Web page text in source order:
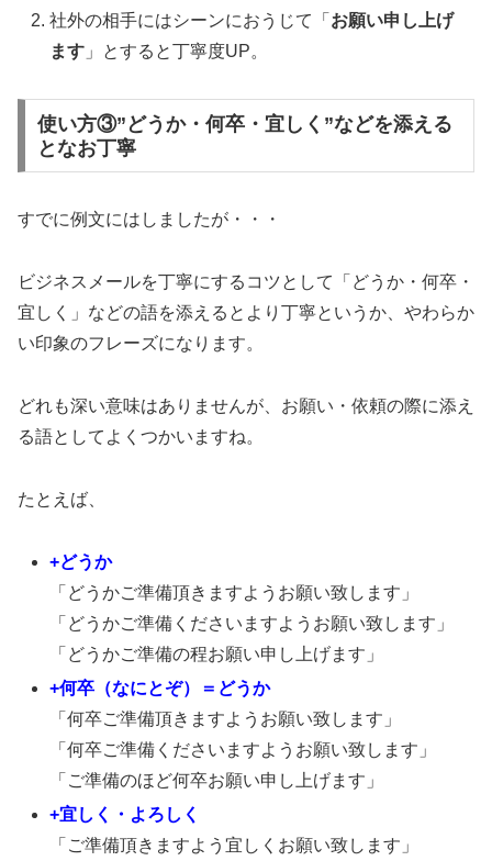
社外の相手にはシーンにおうじて「 お願い申し上げ
ます 」とすると丁寧度UP。
使い方③”どうか・何卒・宜しく”などを添える
となお丁寧
すでに例文にはしましたが・・・
ビジネスメールを丁寧にするコツとして「どうか・何卒・
宜しく」などの語を添えるとより丁寧というか、やわらか
い印象のフレーズになります。
どれも深い意味はありませんが、お願い・依頼の際に添え
る語としてよくつかいますね。
たとえば、
+どうか
「どうかご準備頂きますようお願い致します」
「どうかご準備くださいますようお願い致します」
「どうかご準備の程お願い申し上げます」
+何卒（なにとぞ）＝どうか
「何卒ご準備頂きますようお願い致します」
「何卒ご準備くださいますようお願い致します」
「ご準備のほど何卒お願い申し上げます」
+宜しく・よろしく
「ご準備頂きますよう宜しくお願い致します」